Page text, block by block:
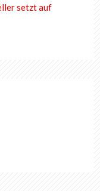
setzt auf